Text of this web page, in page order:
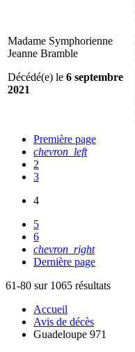
Madame Symphorienne
Jeanne Bramble
Décédé(e) le 6 septembre
2021
Première page
chevron_left
2
3
4
5
6
chevron_right
Dernière page
61-80 sur 1065 résultats
Accueil
Avis de décès
Guadeloupe 971